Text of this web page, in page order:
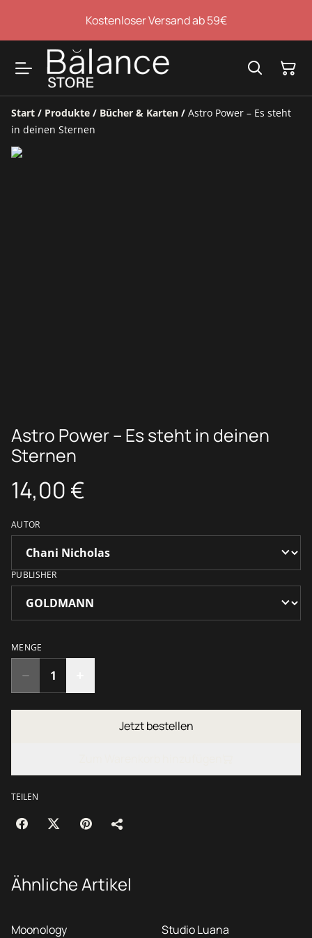
Kostenloser Versand ab 59€
Start / Produkte / Bücher & Karten / Astro Power – Es steht
in deinen Sternen
Astro Power – Es steht in deinen
Sternen
14,00 €
AUTOR
PUBLISHER
MENGE
Jetzt bestellen
TEILEN
Ähnliche Artikel
Moonology
Studio Luana